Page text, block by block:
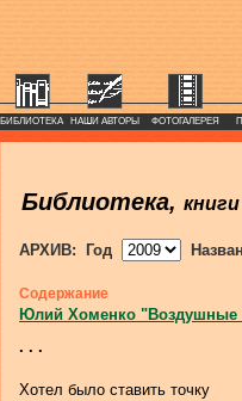
БИБЛИОТЕКА НАШИ АВТОРЫ ФОТОГАЛЕРЕЯ
Библиотека, книги
АРХИВ: Год
Содержание
Юлий Хоменко
. . .
Хотел было ставить точку